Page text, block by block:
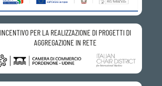
INCENTIVO PER LA REALIZZAZIONE DI PROGETTI DI
AGGREGAZIONE IN RETE